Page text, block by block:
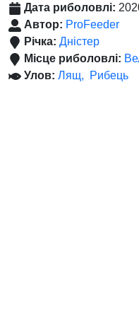
Дата риболовлі:
Автор: ProFeeder
Річка: Дністер
Місце риболовлі:
Улов: Лящ Рибець